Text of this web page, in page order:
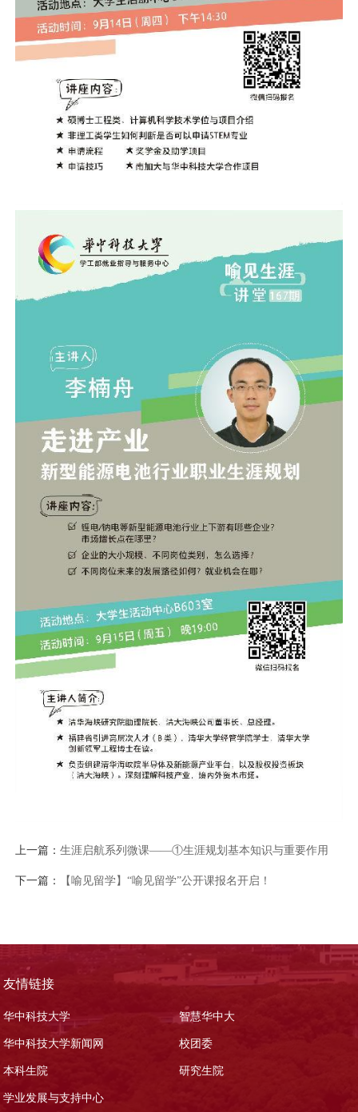
上一篇：生涯启航系列微课——①生涯规划基本知识与重要作用
下一篇： 【喻见留学】“喻见留学”公开课报名开启！
友情链接
华中科技大学 智慧华中大
华中科技大学新闻网 校团委
本科生院 研究生院
学业发展与支持中心